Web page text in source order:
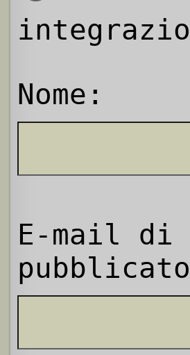
Nome:
E-mail di